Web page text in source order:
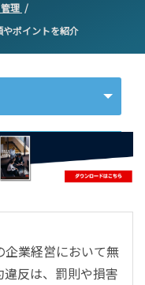
理
ポイントを紹介
ピューティング
企業経営において無
反は、罰則や損害